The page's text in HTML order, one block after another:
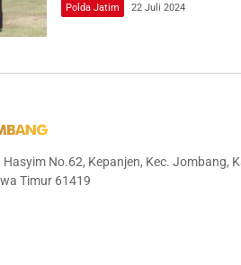
Polda Jatim 22 Juli 2024
Hasyim No.62, Kepanjen, Kec. Jombang,
Timur 61419